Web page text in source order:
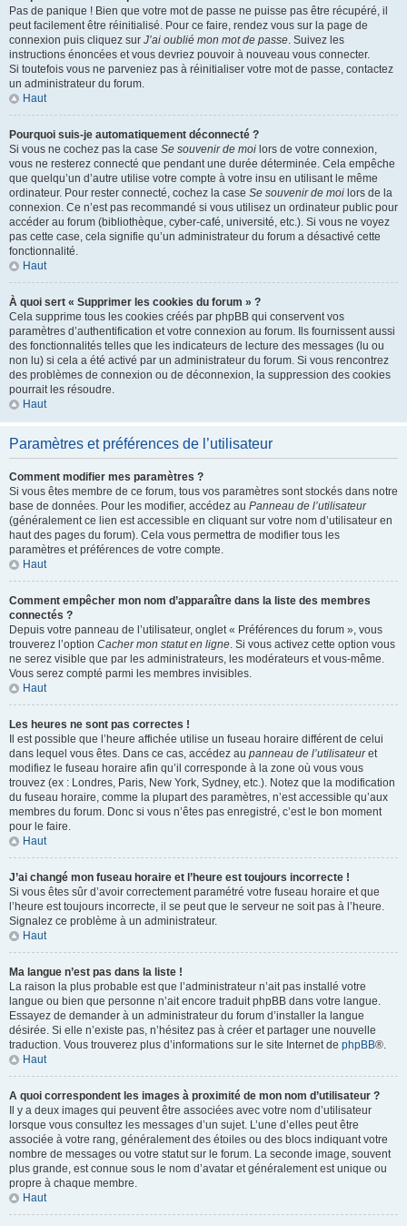
Pas de panique ! Bien que votre mot de passe ne puisse pas être récupéré, il
peut facilement être réinitialisé. Pour ce faire, rendez vous sur la page de
connexion puis cliquez sur J’ai oublié mon mot de passe. Suivez les
instructions énoncées et vous devriez pouvoir à nouveau vous connecter.
Si toutefois vous ne parveniez pas à réinitialiser votre mot de passe, contactez
un administrateur du forum.
Haut
Pourquoi suis-je automatiquement déconnecté ?
Si vous ne cochez pas la case Se souvenir de moi lors de votre connexion,
vous ne resterez connecté que pendant une durée déterminée. Cela empêche
que quelqu’un d’autre utilise votre compte à votre insu en utilisant le même
ordinateur. Pour rester connecté, cochez la case Se souvenir de moi lors de la
connexion. Ce n’est pas recommandé si vous utilisez un ordinateur public pour
accéder au forum (bibliothèque, cyber-café, université, etc.). Si vous ne voyez
pas cette case, cela signifie qu’un administrateur du forum a désactivé cette
fonctionnalité.
Haut
À quoi sert « Supprimer les cookies du forum » ?
Cela supprime tous les cookies créés par phpBB qui conservent vos
paramètres d’authentification et votre connexion au forum. Ils fournissent aussi
des fonctionnalités telles que les indicateurs de lecture des messages (lu ou
non lu) si cela a été activé par un administrateur du forum. Si vous rencontrez
des problèmes de connexion ou de déconnexion, la suppression des cookies
pourrait les résoudre.
Haut
Paramètres et préférences de l’utilisateur
Comment modifier mes paramètres ?
Si vous êtes membre de ce forum, tous vos paramètres sont stockés dans notre
base de données. Pour les modifier, accédez au Panneau de l’utilisateur
(généralement ce lien est accessible en cliquant sur votre nom d’utilisateur en
haut des pages du forum). Cela vous permettra de modifier tous les
paramètres et préférences de votre compte.
Haut
Comment empêcher mon nom d’apparaître dans la liste des membres
connectés ?
Depuis votre panneau de l’utilisateur, onglet « Préférences du forum », vous
trouverez l’option Cacher mon statut en ligne. Si vous activez cette option vous
ne serez visible que par les administrateurs, les modérateurs et vous-même.
Vous serez compté parmi les membres invisibles.
Haut
Les heures ne sont pas correctes !
Il est possible que l’heure affichée utilise un fuseau horaire différent de celui
dans lequel vous êtes. Dans ce cas, accédez au panneau de l’utilisateuret
modifiez le fuseau horaire afin qu’il corresponde à la zone où vous vous
trouvez (ex : Londres, Paris, New York, Sydney, etc.). Notez que la modification
du fuseau horaire, comme la plupart des paramètres, n’est accessible qu’aux
membres du forum. Donc si vous n’êtes pas enregistré, c’est le bon moment
pour le faire.
Haut
J’ai changé mon fuseau horaire et l’heure est toujours incorrecte !
Si vous êtes sûr d’avoir correctement paramétré votre fuseau horaire et que
l’heure est toujours incorrecte, il se peut que le serveur ne soit pas à l’heure.
Signalez ce problème à un administrateur.
Haut
Ma langue n’est pas dans la liste !
La raison la plus probable est que l’administrateur n’ait pas installé votre
langue ou bien que personne n’ait encore traduit phpBB dans votre langue.
Essayez de demander à un administrateur du forum d’installer la langue
désirée. Si elle n’existe pas, n’hésitez pas à créer et partager une nouvelle
traduction. Vous trouverez plus d’informations sur le site Internet de phpBB®.
Haut
A quoi correspondent les images à proximité de mon nom d’utilisateur ?
Il y a deux images qui peuvent être associées avec votre nom d’utilisateur
lorsque vous consultez les messages d’un sujet. L’une d’elles peut être
associée à votre rang, généralement des étoiles ou des blocs indiquant votre
nombre de messages ou votre statut sur le forum. La seconde image, souvent
plus grande, est connue sous le nom d’avatar et généralement est unique ou
propre à chaque membre.
Haut